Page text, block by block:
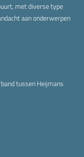
met diverse type
aan onderwerpen
tussen Heijmans